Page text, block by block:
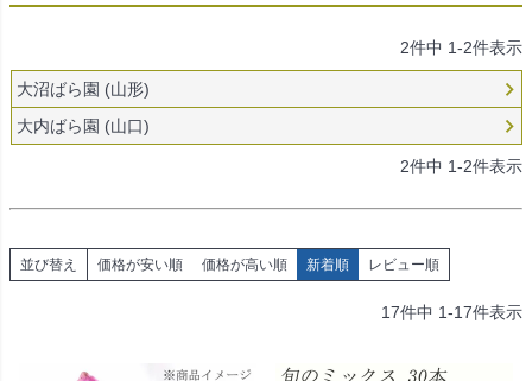
2件中 1-2件表示
大沼ばら園 (山形)
大内ばら園 (山口)
2件中 1-2件表示
並び替え 価格が安い順 価格が高い順 新着順 レビュー順
17件中 1-17件表示